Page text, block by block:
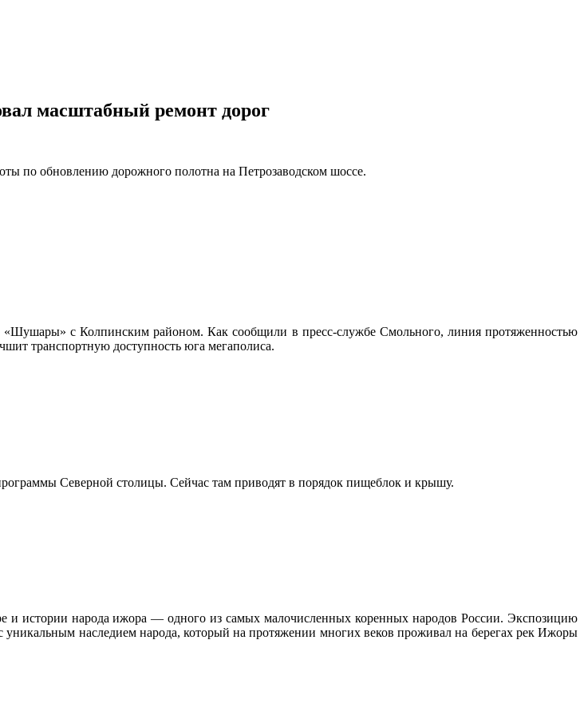
масштабный ремонт дорог
по обновлению дорожного полотна на Петрозаводском шоссе.
с Колпинским районом. Как сообщили в пресс-службе Смольного, линия протяженностью
транспортную доступность юга мегаполиса.
Северной столицы. Сейчас там приводят в порядок пищеблок и крышу.
и истории народа ижора — одного из самых малочисленных коренных народов России. Экспозицию
наследием народа, который на протяжении многих веков проживал на берегах рек Ижоры